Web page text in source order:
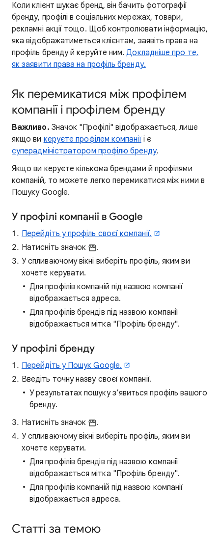
Коли клієнт шукає бренд, він бачить фотографії
бренду, профілі в соціальних мережах, товари,
рекламні акції тощо. Щоб контролювати інформацію,
яка відображатиметься клієнтам, заявіть права на
профіль бренду й керуйте ним.Докладніше про те,
як заявити права на профіль бренду.
Як перемикатися між профілем
компанії і профілем бренду
Важливо. Значок "Профілі" відображається, лише
якщо ви керуєте профілем компаніїі є
суперадміністратором профілю бренду.
Якщо ви керуєте кількома брендами й профілями
компаній, то можете легко перемикатися між ними в
Пошуку Google.
У профілі компанії в Google
Перейдіть у профіль своєї компанії.
Натисніть значок
.
У спливаючому вікні виберіть профіль, яким ви
хочете керувати.
Для профілів компаній під назвою компанії
відображається адреса.
Для профілів брендів під назвою компанії
відображається мітка "Профіль бренду".
У профілі бренду
Перейдіть у Пошук Google.
Введіть точну назву своєї компанії.
У результатах пошуку з’явиться профіль вашого
бренду.
Натисніть значок
.
У спливаючому вікні виберіть профіль, яким ви
хочете керувати.
Для профілів брендів під назвою компанії
відображається мітка "Профіль бренду".
Для профілів компаній під назвою компанії
відображається адреса.
Статті за темою